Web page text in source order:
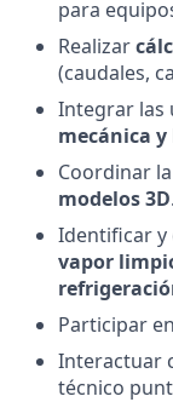
para
Realizar
(caudales,
Integrar las
mecánica
Coordinar
modelos 3D.
Identificar
vapor
Participar en
Interactuar
técnico